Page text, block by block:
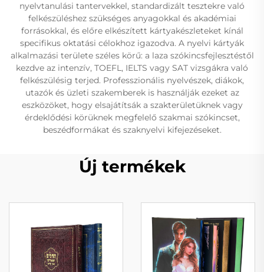
nyelvtanulási tantervekkel, standardizált tesztekre való
felkészüléshez szükséges anyagokkal és akadémiai
forrásokkal, és előre elkészített kártyakészleteket kínál
specifikus oktatási célokhoz igazodva. A nyelvi kártyák
alkalmazási területe széles körű: a laza szókincsfejlesztéstől
kezdve az intenzív, TOEFL, IELTS vagy SAT vizsgákra való
felkészülésig terjed. Professzionális nyelvészek, diákok,
utazók és üzleti szakemberek is használják ezeket az
eszközöket, hogy elsajátítsák a szakterületüknek vagy
érdeklődési körüknek megfelelő szakmai szókincset,
beszédformákat és szaknyelvi kifejezéseket.
Új termékek